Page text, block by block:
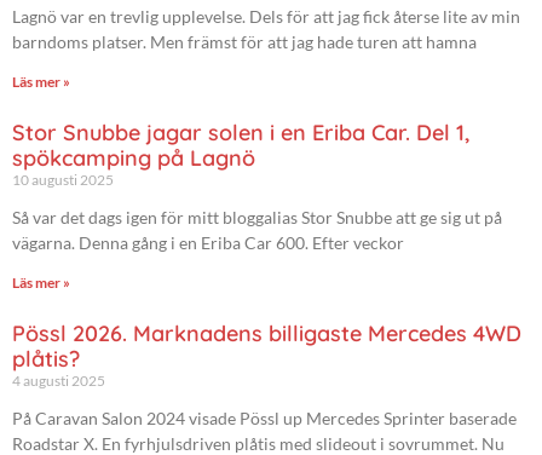
Lagnö var en trevlig upplevelse. Dels för att jag fick återse lite av min
barndoms platser. Men främst för att jag hade turen att hamna
Läs mer »
Stor Snubbe jagar solen i en Eriba Car. Del 1,
spökcamping på Lagnö
10 augusti 2025
Så var det dags igen för mitt bloggalias Stor Snubbe att ge sig ut på
vägarna. Denna gång i en Eriba Car 600. Efter veckor
Läs mer »
Pössl 2026. Marknadens billigaste Mercedes 4WD
plåtis?
4 augusti 2025
På Caravan Salon 2024 visade Pössl up Mercedes Sprinter baserade
Roadstar X. En fyrhjulsdriven plåtis med slideout i sovrummet. Nu